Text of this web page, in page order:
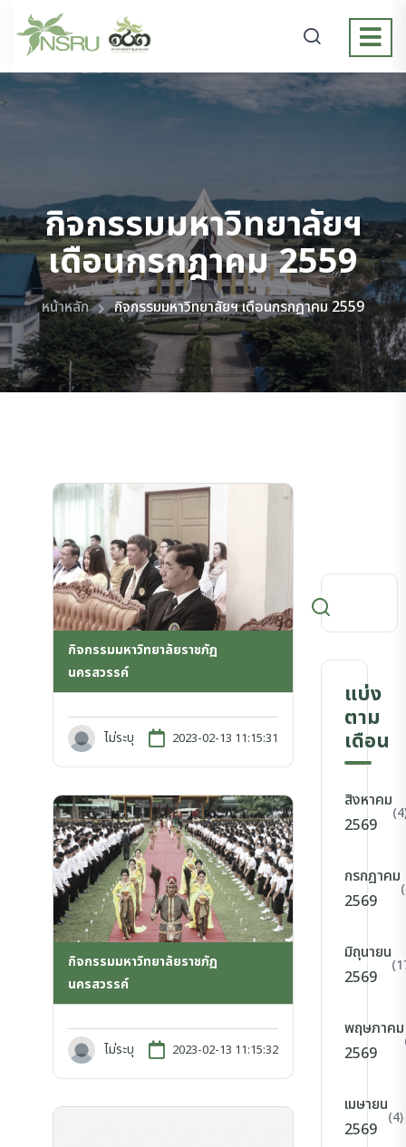
>
กิจกรรมมหาวิทยาลัยฯ
เดือนกรกฎาคม 2559
หน้าหลัก กิจกรรมมหาวิทยาลัยฯ เดือนกรกฎาคม 2559
กิจกรรมมหาวิทยาลัยราชภัฏ
นครสวรรค์
ไม่ระบุ 2023-02-13 11:15:31
กิจกรรมมหาวิทยาลัยราชภัฏ
นครสวรรค์
ไม่ระบุ 2023-02-13 11:15:32
แบ่ง
ตาม
เดือน
สิงหาคม
2569
กรกฎาคม
2569
มิถุนายน
2569
พฤษภาคม
2569
เมษายน
2569
(4)